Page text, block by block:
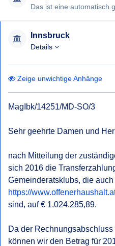
Innsbruck
Details
Zeige unwichtige Anhänge
MagIbk/14251/MD-SO/3
Sehr geehrte Damen und
nach Mitteilung der
sich 2016 die
Gemeinderatsklubs, die
https://
sind, auf € 1.024.285,89.
Da der
können wir den Betrag für